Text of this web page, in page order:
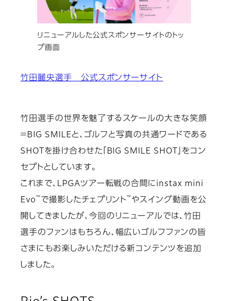
リニューアルした公式スポンサーサイトのトッ
プ画面
竹田麗央選手 公式スポンサーサイト
竹田選手の世界を魅了するスケールの大きな笑顔
＝BIG SMILEと、ゴルフと写真の共通ワードである
SHOTを掛け合わせた「BIG SMILE SHOT」をコン
セプトとしています。
これまで、LPGAツアー転戦の合間にinstax mini
Evo ™ で撮影したチェプリント ™ やスイング動画を公
開してきましたが、今回のリニューアルでは、竹田
選手のファンはもちろん、幅広いゴルフファンの皆
さまにもお楽しみいただける新コンテンツを追加
しました。